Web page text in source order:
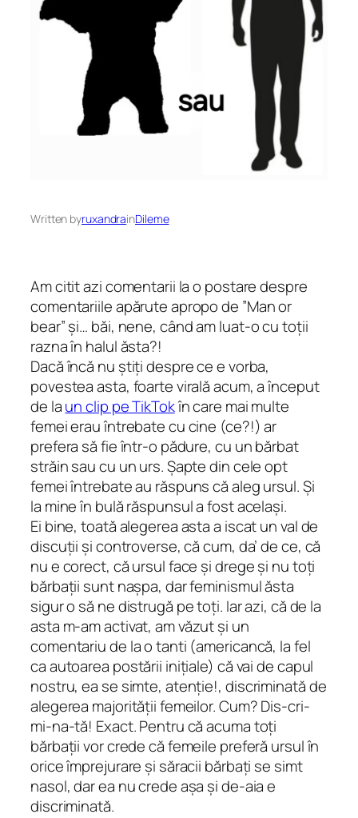
Written byruxandrainDileme
Am citit azi comentarii la o postare despre
comentariile apărute apropo de ”Man or
bear” și… băi, nene, când am luat-o cu toții
razna în halul ăsta?!
Dacă încă nu știți despre ce e vorba,
povestea asta, foarte virală acum, a început
de laun clip pe TikTokîn care mai multe
femei erau întrebate cu cine (ce?!) ar
prefera să fie într-o pădure, cu un bărbat
străin sau cu un urs. Șapte din cele opt
femei întrebate au răspuns că aleg ursul. Și
la mine în bulă răspunsul a fost același.
Ei bine, toată alegerea asta a iscat un val de
discuții și controverse, că cum, da’ de ce, că
nu e corect, că ursul face și drege și nu toți
bărbații sunt nașpa, dar feminismul ăsta
sigur o să ne distrugă pe toți. Iar azi, că de la
asta m-am activat, am văzut și un
comentariu de la o tanti (americancă, la fel
ca autoarea postării inițiale) că vai de capul
nostru, ea se simte, atenție!, discriminatăde
alegerea majorității femeilor. Cum? Dis-cri-
mi-na-tă! Exact. Pentru că acuma toți
bărbații vor crede că femeile preferă ursul în
orice împrejurare și săracii bărbați se simt
nasol, dar ea nu crede așa și de-aia e
discriminată.